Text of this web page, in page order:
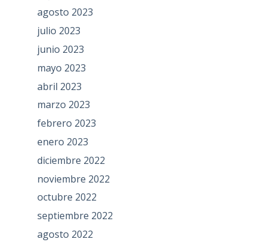
agosto 2023
julio 2023
junio 2023
mayo 2023
abril 2023
marzo 2023
febrero 2023
enero 2023
diciembre 2022
noviembre 2022
octubre 2022
septiembre 2022
agosto 2022